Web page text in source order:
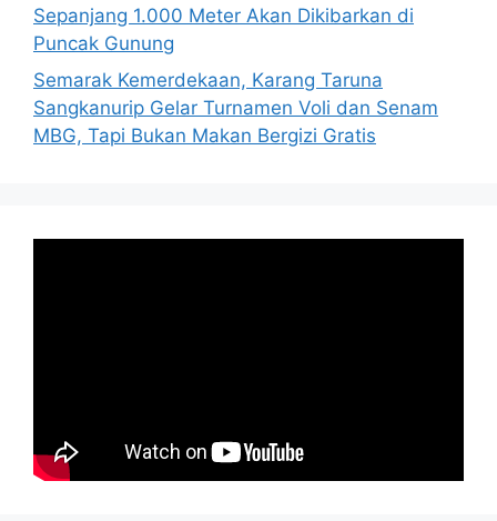
Sepanjang 1.000 Meter Akan Dikibarkan di
Puncak Gunung
Semarak Kemerdekaan, Karang Taruna
Sangkanurip Gelar Turnamen Voli dan Senam
MBG, Tapi Bukan Makan Bergizi Gratis